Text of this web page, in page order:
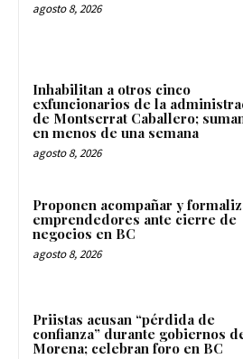
agosto 8, 2026
Inhabilitan a otros cinco
exfuncionarios de la
de Montserrat Caballero;
en menos de una semana
agosto 8, 2026
Proponen acompañar y
emprendedores ante cierre de
negocios en BC
agosto 8, 2026
Priistas acusan “pérdida de
confianza” durante gobiernos
Morena; celebran foro en BC